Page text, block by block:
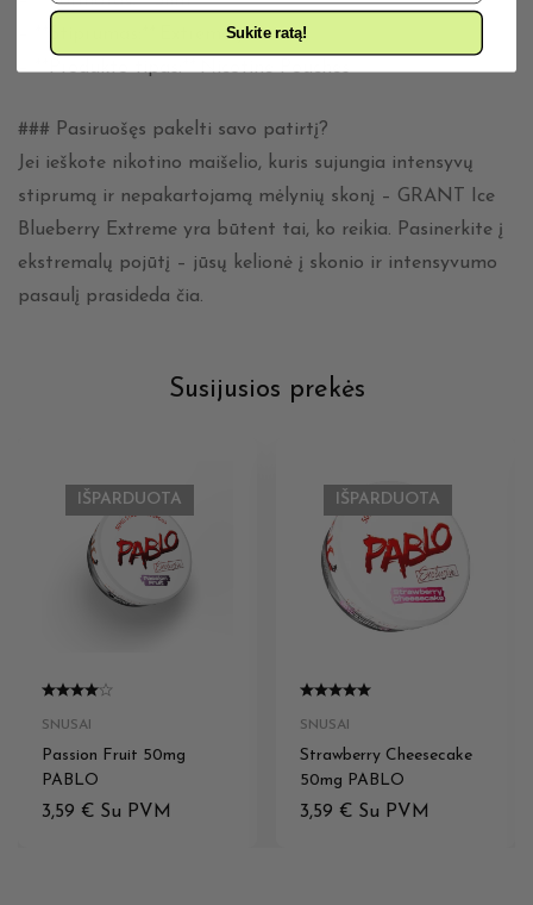
– **Stiprumas:** Extremely Strong
– **Produkto tipas:** Nicotine Pouches
### Pasiruošęs pakelti savo patirtį?
Jei ieškote nikotino maišelio, kuris sujungia intensyvų
stiprumą ir nepakartojamą mėlynių skonį – GRANT Ice
Blueberry Extreme yra būtent tai, ko reikia. Pasinerkite į
ekstremalų pojūtį – jūsų kelionė į skonio ir intensyvumo
pasaulį prasideda čia.
Susijusios prekės
IŠPARDUOTA
SNUSAI
Passion Fruit 50mg
PABLO
3,59 € Su PVM
IŠPARDUOTA
SNUSAI
Strawberry Cheesecake
50mg PABLO
3,59 € Su PVM
Sukite ratą!